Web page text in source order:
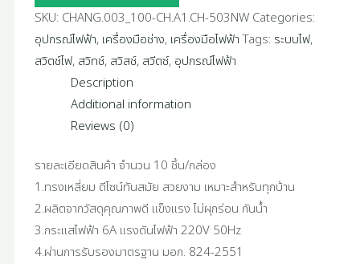
SKU: CHANG.003_100-CH.A1.CH-503NW Categories:
อุปกรณ์ไฟฟ้า, เครื่องมือช่าง, เครื่องมือไฟฟ้า Tags: ระบบไฟ,
สวิตช์ไฟ, สวิทช์, สวิสช์, สวีตซ์, อุปกรณ์ไฟฟ้า
Description
Additional information
Reviews (0)
รายละเอียดสินค้า จำนวน 10 ชิ้น/กล่อง
1.ทรงเหลี่ยม ดีไซน์ทันสมัย สวยงาม เหมาะสำหรับทุกบ้าน
2.ผลิตจากวัสดุคุณภาพดี แข็งแรง ไม่ผุกร่อน กันน้ำ
3.กระแสไฟฟ้า 6A แรงดันไฟฟ้า 220V 50Hz
4.ผ่านการรับรองมาตรฐาน มอก. 824-2551